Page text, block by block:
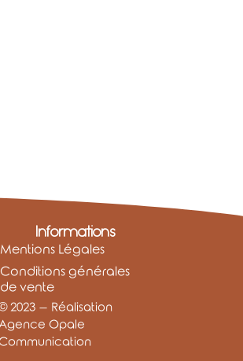
Informations
Mentions Légales
Conditions générales
de vente
2023 – Réalisation
Opale